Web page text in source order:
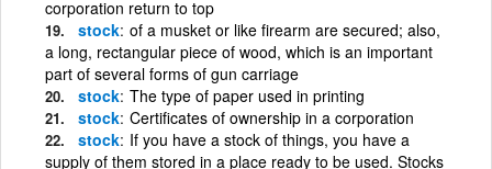
corporation return to top
stock of a musket or like firearm are secured; also,
a long, rectangular piece of wood, which is an important
part of several forms of gun carriage
stock The type of paper used in printing
stock Certificates of ownership in a corporation
stock If you have a stock of things, you have a
supply of them stored in a place ready to be used. Stocks